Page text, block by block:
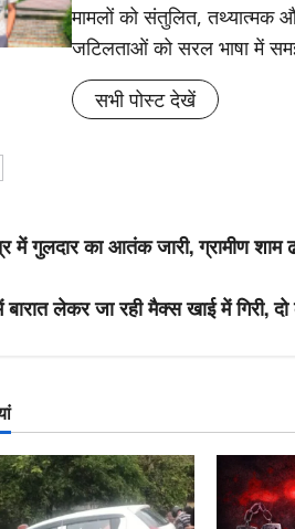
मामलों को संतुलित, तथ्यात्मक
जटिलताओं को सरल भाषा में
सभी पोस्ट देखें
में गुलदार का आतंक जारी, ग्रामीण
लेकर जा रही मैक्स खाई में गिरी, दो